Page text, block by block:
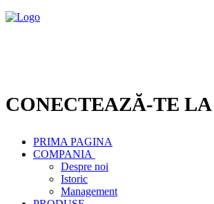
CONECTEAZĂ-TE
PRIMA PAGINA
COMPANIA
Despre noi
Istoric
Management